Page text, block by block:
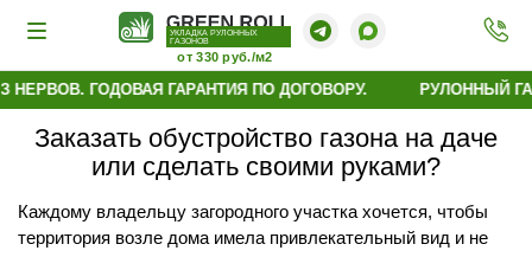
УКЛАДКА РУЛОННЫХ
ГАЗОНОВ
от 330 руб./м2
ГОДОВАЯ ГАРАНТИЯ ПО ДОГОВОРУ. РУЛОННЫЙ
Заказать обустройство газона на даче
или сделать своими руками?
Каждому владельцу загородного участка хочется, чтобы
территория возле дома имела привлекательный вид и не